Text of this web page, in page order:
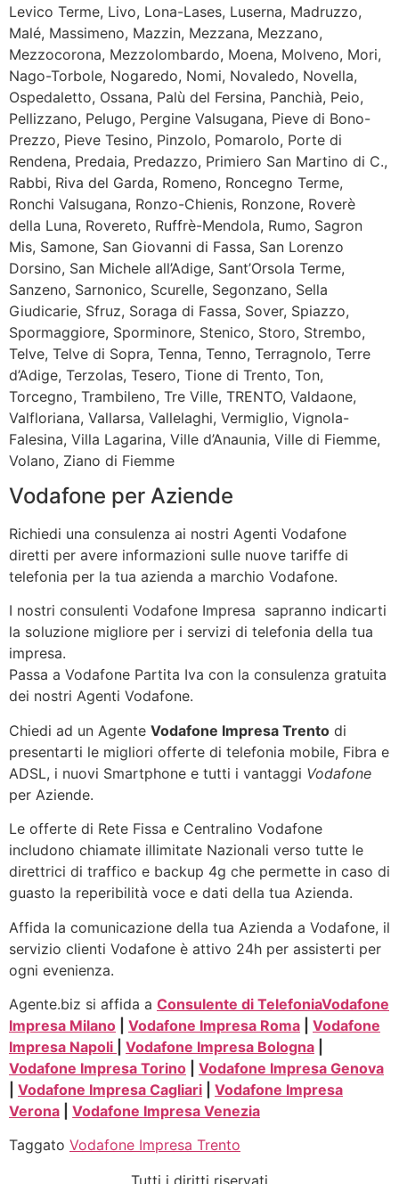
Levico Terme, Livo, Lona-Lases, Luserna, Madruzzo,
Malé, Massimeno, Mazzin, Mezzana, Mezzano,
Mezzocorona, Mezzolombardo, Moena, Molveno, Mori,
Nago-Torbole, Nogaredo, Nomi, Novaledo, Novella,
Ospedaletto, Ossana, Palù del Fersina, Panchià, Peio,
Pellizzano, Pelugo, Pergine Valsugana, Pieve di Bono-
Prezzo, Pieve Tesino, Pinzolo, Pomarolo, Porte di
Rendena, Predaia, Predazzo, Primiero San Martino di C.,
Rabbi, Riva del Garda, Romeno, Roncegno Terme,
Ronchi Valsugana, Ronzo-Chienis, Ronzone, Roverè
della Luna, Rovereto, Ruffrè-Mendola, Rumo, Sagron
Mis, Samone, San Giovanni di Fassa, San Lorenzo
Dorsino, San Michele all’Adige, Sant’Orsola Terme,
Sanzeno, Sarnonico, Scurelle, Segonzano, Sella
Giudicarie, Sfruz, Soraga di Fassa, Sover, Spiazzo,
Spormaggiore, Sporminore, Stenico, Storo, Strembo,
Telve, Telve di Sopra, Tenna, Tenno, Terragnolo, Terre
d’Adige, Terzolas, Tesero, Tione di Trento, Ton,
Torcegno, Trambileno, Tre Ville, TRENTO, Valdaone,
Valfloriana, Vallarsa, Vallelaghi, Vermiglio, Vignola-
Falesina, Villa Lagarina, Ville d’Anaunia, Ville di Fiemme,
Volano, Ziano di Fiemme
Vodafone per Aziende
Richiedi una consulenza ai nostri Agenti Vodafone
diretti per avere informazioni sulle nuove tariffe di
telefonia per la tua azienda a marchio Vodafone.
I nostri consulenti Vodafone Impresa sapranno indicarti
la soluzione migliore per i servizi di telefonia della tua
impresa.
Passa a Vodafone Partita Iva con la consulenza gratuita
dei nostri Agenti Vodafone.
Chiedi ad un Agente Vodafone Impresa Trento di
presentarti le migliori offerte di telefonia mobile, Fibra e
ADSL, i nuovi Smartphone e tutti i vantaggi Vodafone
per Aziende.
Le offerte di Rete Fissa e Centralino Vodafone
includono chiamate illimitate Nazionali verso tutte le
direttrici di traffico e backup 4g che permette in caso di
guasto la reperibilità voce e dati della tua Azienda.
Affida la comunicazione della tua Azienda a Vodafone, il
servizio clienti Vodafone è attivo 24h per assisterti per
ogni evenienza.
Agente.biz si affida a Consulente di TelefoniaVodafone
Impresa Milano
Vodafone Impresa Roma
Vodafone
Impresa Napoli
Vodafone Impresa Bologna
Vodafone Impresa Torino
Vodafone Impresa Genova
Vodafone Impresa Cagliari
Vodafone Impresa
Verona
Vodafone Impresa Venezia
Taggato Vodafone Impresa Trento